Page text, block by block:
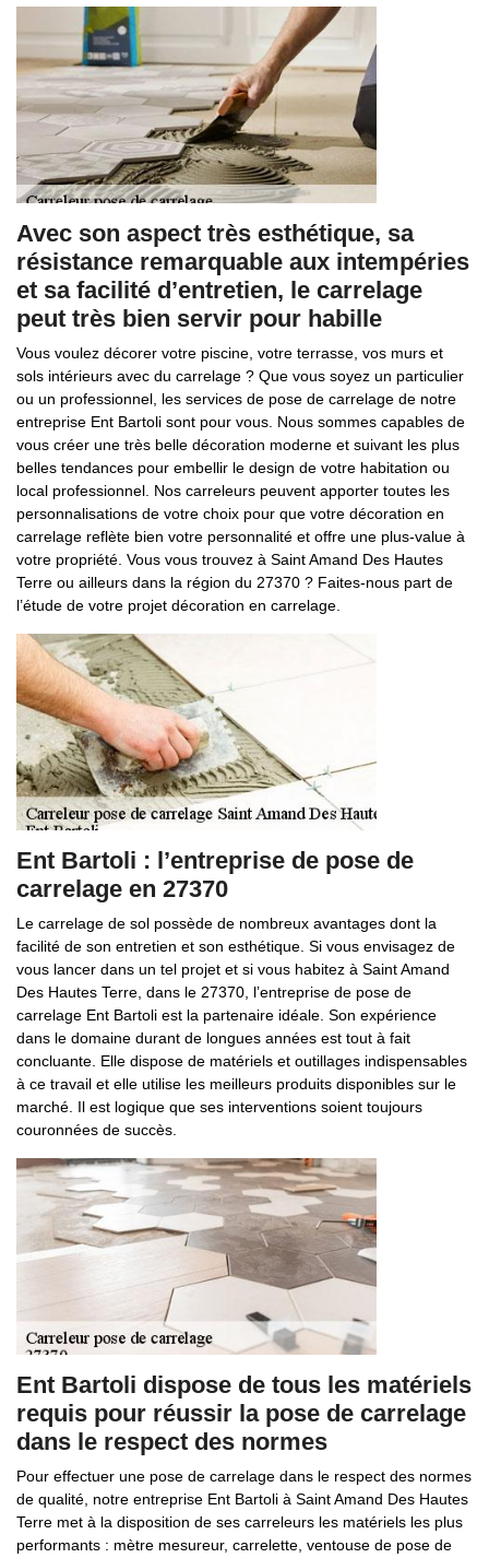
Avec son aspect très esthétique, sa
résistance remarquable aux intempéries
et sa facilité d’entretien, le carrelage
peut très bien servir pour habille
Vous voulez décorer votre piscine, votre terrasse, vos murs et
sols intérieurs avec du carrelage ? Que vous soyez un particulier
ou un professionnel, les services de pose de carrelage de notre
entreprise Ent Bartoli sont pour vous. Nous sommes capables de
vous créer une très belle décoration moderne et suivant les plus
belles tendances pour embellir le design de votre habitation ou
local professionnel. Nos carreleurs peuvent apporter toutes les
personnalisations de votre choix pour que votre décoration en
carrelage reflète bien votre personnalité et offre une plus-value à
votre propriété. Vous vous trouvez à Saint Amand Des Hautes
Terre ou ailleurs dans la région du 27370 ? Faites-nous part de
l’étude de votre projet décoration en carrelage.
Ent Bartoli : l’entreprise de pose de
carrelage en 27370
Le carrelage de sol possède de nombreux avantages dont la
facilité de son entretien et son esthétique. Si vous envisagez de
vous lancer dans un tel projet et si vous habitez à Saint Amand
Des Hautes Terre, dans le 27370, l’entreprise de pose de
carrelage Ent Bartoli est la partenaire idéale. Son expérience
dans le domaine durant de longues années est tout à fait
concluante. Elle dispose de matériels et outillages indispensables
à ce travail et elle utilise les meilleurs produits disponibles sur le
marché. Il est logique que ses interventions soient toujours
couronnées de succès.
Ent Bartoli dispose de tous les matériels
requis pour réussir la pose de carrelage
dans le respect des normes
Pour effectuer une pose de carrelage dans le respect des normes
de qualité, notre entreprise Ent Bartoli à Saint Amand Des Hautes
Terre met à la disposition de ses carreleurs les matériels les plus
performants : mètre mesureur, carrelette, ventouse de pose de